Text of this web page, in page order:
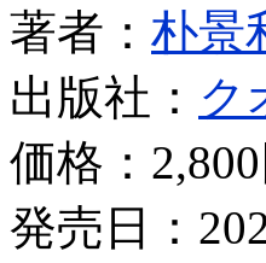
著者： 朴景
出版社： ク
価格：
発売日：